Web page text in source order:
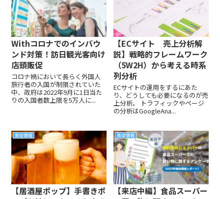
Withコロナでのインバウ
ンド対策！訪日観光客向け
店頭販促
コロナ禍において長らく外国人
旅行者の入国が制限されていた
中、政府は2022年9月に1日当た
りの入国者数上限を5万人に...
【ECサイト 売上分析解
説】戦略的フレームワーク
（5W2H）から考える時系
列分析
ECサイトの運用をするにあた
り、どうしても必要になるのが売
上分析。 トラフィックやページ
の分析はGoogleAna...
販促情報
【居酒屋ポップ】手書きポ
販促情報
【来店中編】食品スーパー